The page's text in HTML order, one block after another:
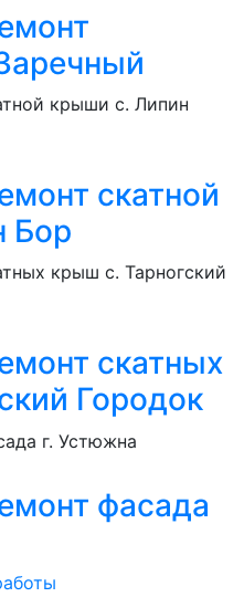
скатной
Бор
скатных
Городок
фасада